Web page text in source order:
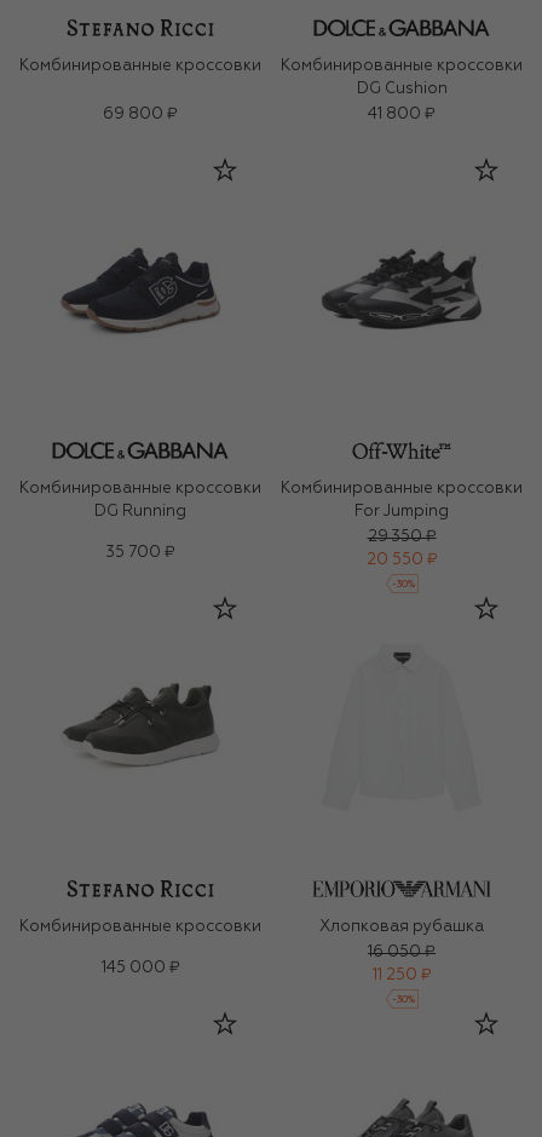
Комбинированные кроссовки
69 800 ₽
Комбинированные кроссовки
DG Cushion
41 800 ₽
Комбинированные кроссовки
DG Running
35 700 ₽
Комбинированные кроссовки
For Jumping
29 350 ₽
20 550 ₽
-30%
Комбинированные кроссовки
145 000 ₽
Хлопковая рубашка
16 050 ₽
11 250 ₽
-30%